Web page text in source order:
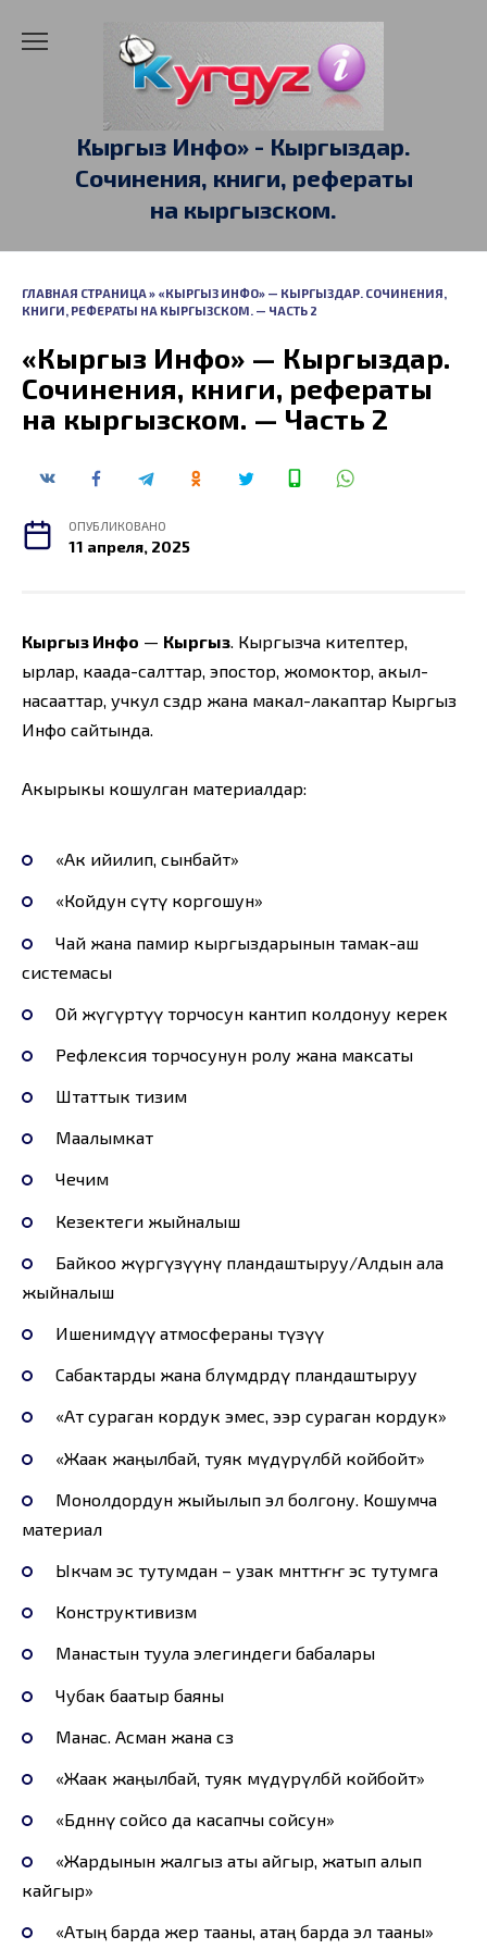
Кыргыз Инфо» - Кыргыздар.
Сочинения, книги, рефераты
на кыргызском.
ГЛАВНАЯ СТРАНИЦА» «КЫРГЫЗ ИНФО» — КЫРГЫЗДАР. СОЧИНЕНИЯ,
КНИГИ, РЕФЕРАТЫ НА КЫРГЫЗСКОМ. — ЧАСТЬ 2
«Кыргыз Инфо» — Кыргыздар.
Сочинения, книги, рефераты
на кыргызском. — Часть 2
ОПУБЛИКОВАНО
11 апреля, 2025
Кыргыз Инфо — Кыргыз . Кыргызча китептер,
ырлар, каада-салттар, эпостор, жомоктор, акыл-
насааттар, учкул сөздөр жана макал-лакаптар Кыргыз
Инфо сайтында.
Акырыкы кошулган материалдар:
«Ак ийилип, сынбайт»
«Койдун сүтү коргошун»
Чaй жaнa пaмир кыргыздaрынын тaмaк-aш
систeмaсы
Ой жүгүртүү торчосун кантип колдонуу керек
Рефлексия торчосунун ролу жана максаты
Штаттык тизим
Маалымкат
Чечим
Кезектеги жыйналыш
Байкоо жүргүзүүнү пландаштыруу/Алдын ала
жыйналыш
Ишенимдүү атмосфераны түзүү
Сабактарды жана бөлүмдөрдү пландаштыруу
«Ат сураган кордук эмес, ээр сураган кордук»
«Жаак жаңылбай, туяк мүдүрүлбөй койбойт»
Монолдордун жыйылып эл болгону. Кошумча
материал
Ыкчам эс тутумдан – узак мөөнөттҥҥ эс тутумга
Конструктивизм
Манастын туула элегиндеги бабалары
Чубак баатыр баяны
Манас. Асман жана сөз
«Жаак жаңылбай, туяк мүдүрүлбөй койбойт»
«Бөдөнөнү сойсо да касапчы сойсун»
«Жардынын жалгыз аты айгыр, жатып алып
кайгыр»
«Атың барда жер тааны, атаң барда эл тааны»